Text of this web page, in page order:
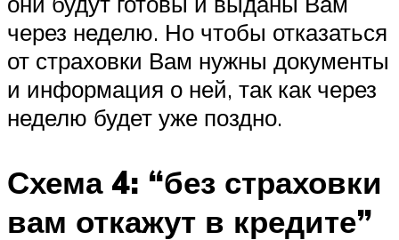
через неделю. Но чтобы отказаться
от страховки Вам нужны документы
и информация о ней, так как через
неделю будет уже поздно.
Схема 4: “без страховки
вам откажут в кредите”